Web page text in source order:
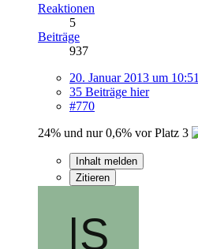
Reaktionen
5
Beiträge
937
20. Januar 2013 um 10:51
35 Beiträge hier
#770
24% und nur 0,6% vor Platz 3
Inhalt melden
Zitieren